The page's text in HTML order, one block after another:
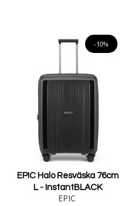
-10%
EPIC Halo Resväska 76cm
L - InstantBLACK
EPIC